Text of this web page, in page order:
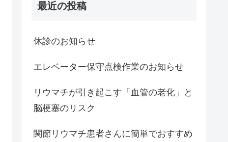
最近の投稿
休診のお知らせ
エレベーター保守点検作業のお知らせ
リウマチが引き起こす「血管の老化」と
脳梗塞のリスク
関節リウマチ患者さんに簡単でおすすめ